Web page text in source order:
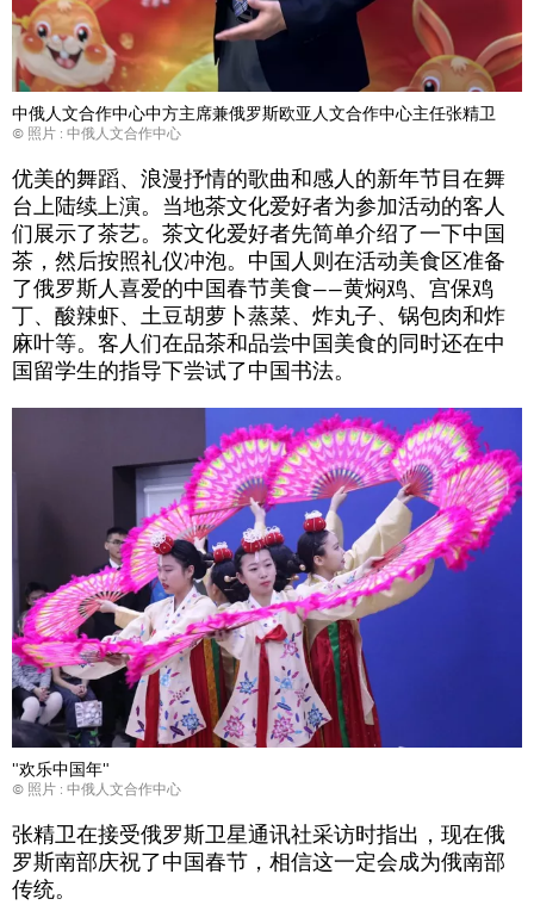
中俄人文合作中心中方主席兼俄罗斯欧亚人文合作中心主任张精卫
© 照片 : 中俄人文合作中心
优美的舞蹈、浪漫抒情的歌曲和感人的新年节目在舞
台上陆续上演。当地茶文化爱好者为参加活动的客人
们展示了茶艺。茶文化爱好者先简单介绍了一下中国
茶，然后按照礼仪冲泡。中国人则在活动美食区准备
了俄罗斯人喜爱的中国春节美食——黄焖鸡、宫保鸡
丁、酸辣虾、土豆胡萝卜蒸菜、炸丸子、锅包肉和炸
麻叶等。客人们在品茶和品尝中国美食的同时还在中
国留学生的指导下尝试了中国书法。
"欢乐中国年"
© 照片 : 中俄人文合作中心
张精卫在接受俄罗斯卫星通讯社采访时指出，现在俄
罗斯南部庆祝了中国春节，相信这一定会成为俄南部
传统。